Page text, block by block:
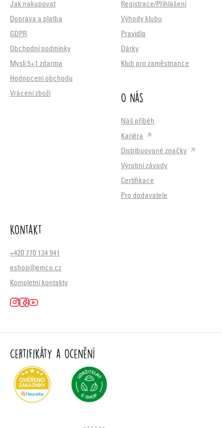
Jak nakupovat
Doprava a platba
GDPR
Obchodní podmínky
Mysli 5+1 zdarma
Hodnocení obchodu
Vrácení zboží
Registrace/Přihlášení
Výhody klubu
Pravidla
Dárky
Klub pro zaměstnance
O nás
Náš příběh
Kariéra
Distribuované značky
Výrobní závody
Certifikace
Pro dodavatele
Kontakt
+420 770 134 941
eshop@emco.cz
Kompletní kontakty
Certifikáty a ocenění